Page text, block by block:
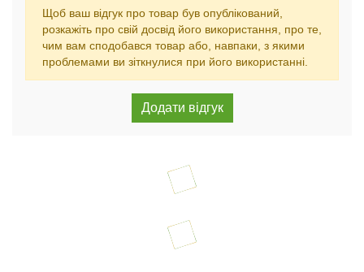
Щоб ваш відгук про товар був опублікований,
розкажіть про свій досвід його використання, про те,
чим вам сподобався товар або, навпаки, з якими
проблемами ви зіткнулися при його використанні.